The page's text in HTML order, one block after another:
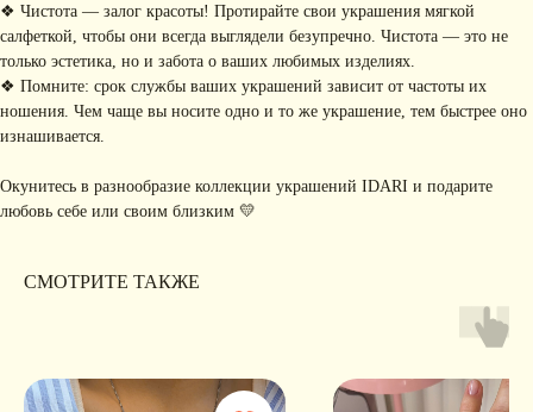
❖ Чистота — залог красоты! Протирайте свои украшения мягкой
салфеткой, чтобы они всегда выглядели безупречно. Чистота — это не
только эстетика, но и забота о ваших любимых изделиях.
❖ Помните: срок службы ваших украшений зависит от частоты их
ношения. Чем чаще вы носите одно и то же украшение, тем быстрее оно
изнашивается.
Окунитесь в разнообразие коллекции украшений IDARI и подарите
любовь себе или своим близким 💛
СМОТРИТЕ ТАКЖЕ
Я соглашаюсь с обработкой персональных данных в соответствии с
конфиденциальности
Ясоглашаюсьна получение рекламной рассылки
подписаться
ОГРН 324547600025580